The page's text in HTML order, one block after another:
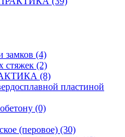
замков (4)
стяжек (2)
(8)
пластиной
(0)
(перовое) (30)